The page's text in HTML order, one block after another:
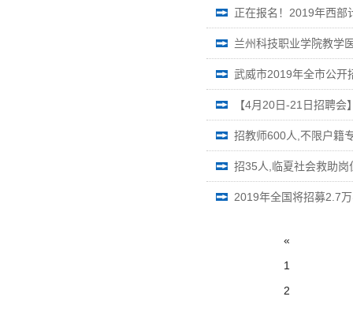
正在报名！2019年西部
兰州科技职业学院教学
武威市2019年全市公开
【4月20日-21日招聘
招教师600人,不限户籍
招35人,临夏社会救助岗
2019年全国将招募2.7
«
1
2